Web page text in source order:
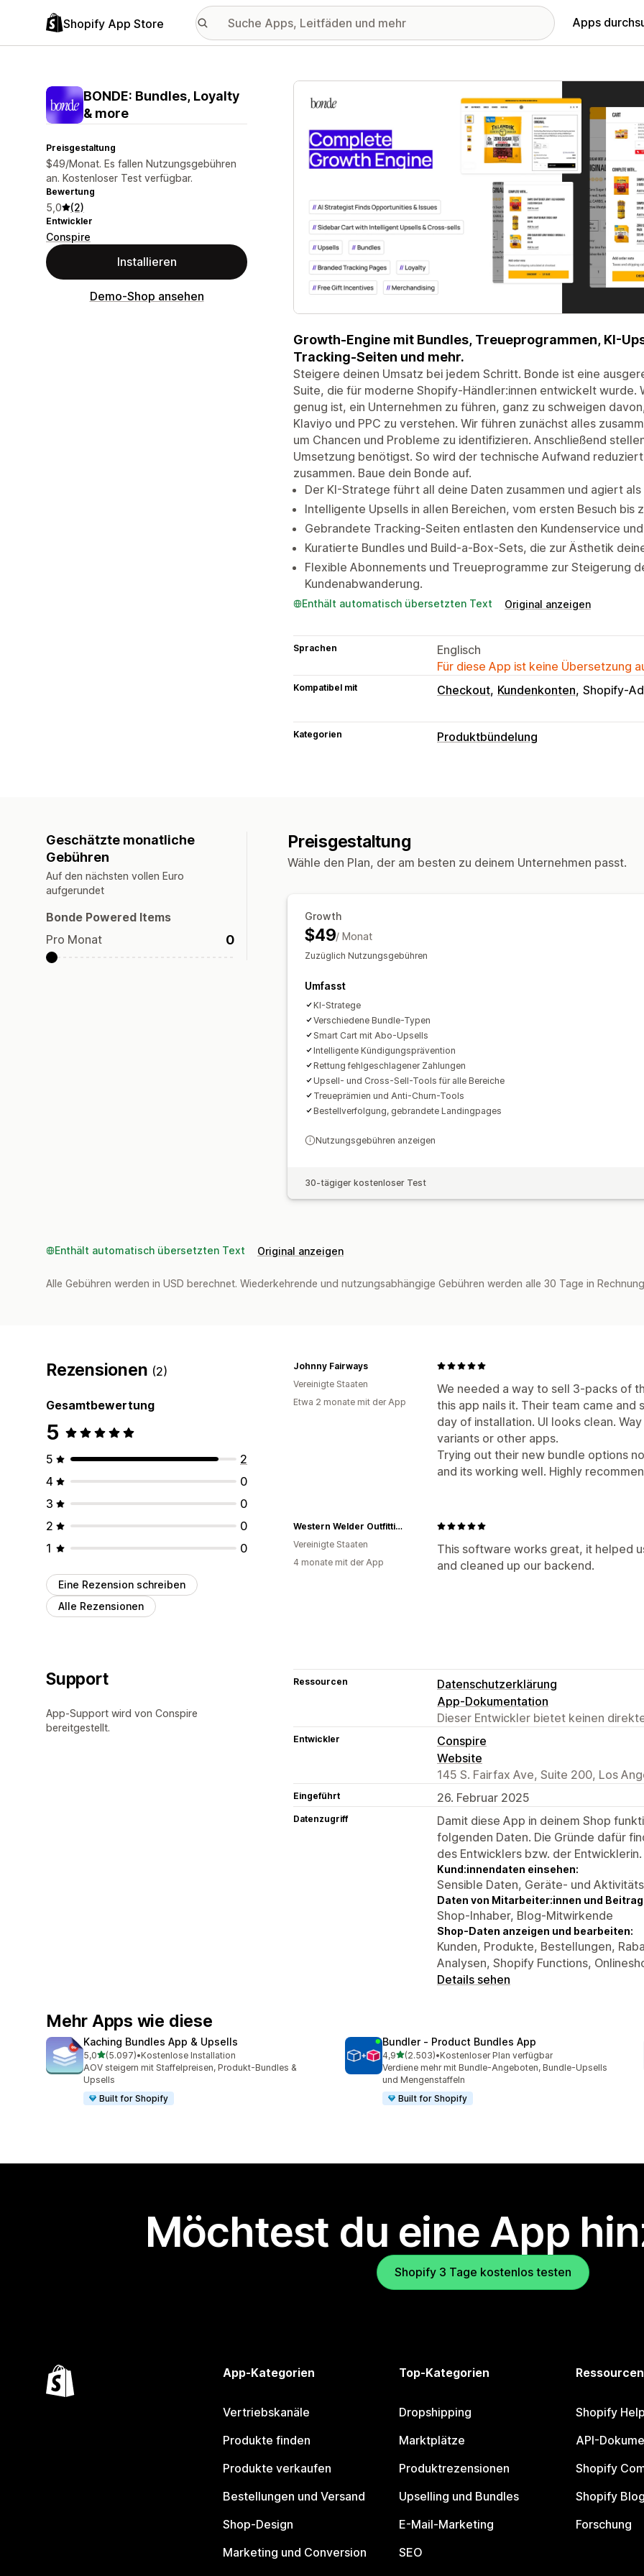
Shopify App Store Apps
BONDE: Bundles, Loyalty
& more
Preisgestaltung
$49/Monat. Es fallen Nutzungsgebühren
an. Kostenloser Test verfügbar.
Bewertung
5,0 (2)
Entwickler
Conspire
Installieren
Demo-Shop ansehen
Vorgestellte Bildergalerie
Growth-Engine mit Bundles, Treueprogrammen, KI-
Tracking-Seiten und mehr.
Steigere deinen Umsatz bei jedem Schritt. Bonde ist eine
Suite, die für moderne Shopify-Händler:innen entwickelt wurde.
genug ist, ein Unternehmen zu führen, ganz zu schweigen
Klaviyo und PPC zu verstehen. Wir führen zunächst alles
um Chancen und Probleme zu identifizieren. Anschließend
Umsetzung benötigst. So wird der technische Aufwand
zusammen. Baue dein Bonde auf.
Der KI-Stratege führt all deine Daten zusammen und agiert
Intelligente Upsells in allen Bereichen, vom ersten Besuch bis
Gebrandete Tracking-Seiten entlasten den Kundenservice
Kuratierte Bundles und Build-a-Box-Sets, die zur Ästhetik
Flexible Abonnements und Treueprogramme zur Steigerung
Kundenabwanderung.
Enthält automatisch übersetzten Text Original anzeigen
Sprachen
Englisch
Für diese App ist keine Übersetzung
Kompatibel mit Checkout Kundenkonten Shopify-
Kategorien Produktbündelung
Geschätzte monatliche
Gebühren
Auf den nächsten vollen Euro
aufgerundet
Bonde Powered Items
Pro Monat
0
Preisgestaltung
Wähle den Plan, der am besten zu deinem Unternehmen passt.
Growth
$49/ Monat
Zuzüglich Nutzungsgebühren
Umfasst
KI-Stratege
Verschiedene Bundle-Typen
Smart Cart mit Abo-Upsells
Intelligente Kündigungsprävention
Rettung fehlgeschlagener Zahlungen
Upsell- und Cross-Sell-Tools für alle Bereiche
Treueprämien und Anti-Churn-Tools
Bestellverfolgung, gebrandete Landingpages
Nutzungsgebühren anzeigen
30-tägiger kostenloser Test
Enthält automatisch übersetzten Text Original anzeigen
Alle Gebühren werden in USD berechnet. Wiederkehrende und nutzungsabhängige Gebühren werden alle 30 Tage in
Rezensionen (2)
Gesamtbewertung
5
5
2
4
0
3
0
2
0
1
0
Eine Rezension schreiben
Alle Rezensionen
We needed a way to sell 3-packs of
this app nails it. Their team came
day of installation. UI looks clean.
variants or other apps.
Trying out their new bundle options
and its working well. Highly
Johnny Fairways
Vereinigte Staaten
Etwa 2 monate mit der App
This software works great, it helped
and cleaned up our backend.
Western Welder Outfitting
Vereinigte Staaten
4 monate mit der App
Support
App-Support wird von Conspire
bereitgestellt.
Ressourcen
Datenschutzerklärung
App-Dokumentation
Dieser Entwickler bietet keinen
Entwickler
Conspire
Website
145 S. Fairfax Ave, Suite 200, Los
Eingeführt 26. Februar 2025
Datenzugriff
Damit diese App in deinem Shop
folgenden Daten. Die Gründe dafür
des Entwicklers bzw. der Entwicklerin.
Kund:innendaten einsehen:
Sensible Daten, Geräte- und
Daten von Mitarbeiter:innen und
Shop-Inhaber, Blog-Mitwirkende
Shop-Daten anzeigen und bearbeiten:
Kunden, Produkte, Bestellungen,
Analysen, Shopify Functions,
Details sehen
Mehr Apps wie diese
Kaching Bundles App & Upsells
5,0von 5 Sternen
(5.097)
5097 Rezensionen insgesamt
•Kostenlose Installation
AOV steigern mit Staffelpreisen, Produkt-Bundles &
Upsells
Built for Shopify
Bundler ‑ Product Bundles App
4,9von 5 Sternen
(2.503)
2503 Rezensionen insgesamt
•Kostenloser Plan verfügbar
Verdiene mehr mit Bundle-Angeboten, Bundle-Upsells
und Mengenstaffeln
Built for Shopify
Möchtest du eine App
Shopify 3 Tage kostenlos testen
App-Kategorien
Vertriebskanäle
Produkte finden
Produkte verkaufen
Bestellungen und Versand
Shop-Design
Marketing und Conversion
Top-Kategorien
Dropshipping
Marktplätze
Produktrezensionen
Upselling und Bundles
E-Mail-Marketing
SEO
Ressourcen
Shopify
API-
Shopify
Shopify Blog
Forschung